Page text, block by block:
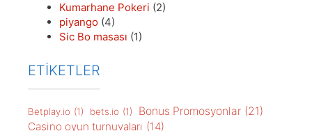
Kumarhane Pokeri (2)
piyango (4)
Sic Bo masası (1)
ETİKETLER
Betplay.io (1) bets.io (1) Bonus Promosyonlar (21)
Casino oyun turnuvaları (14)